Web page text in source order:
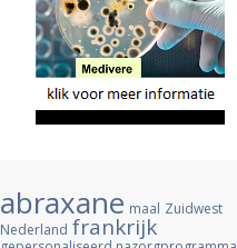
abraxane maal Zuidwest
Nederland frankrijk